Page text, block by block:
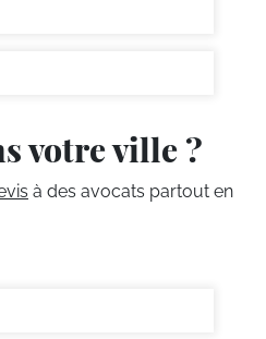
votre ville ?
à des avocats partout en